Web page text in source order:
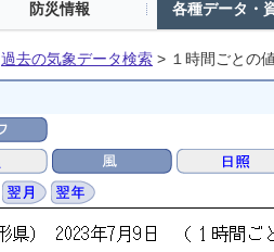
防災情報 各種データ・
過去の気象データ検索 > １時間ごとの